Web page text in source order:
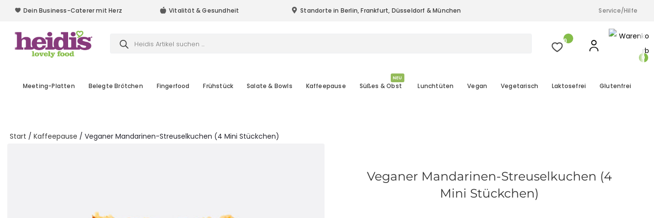
Dein Business-Caterer mit Herz
Dein Business-Caterer mit Herz Vitalität & Gesundheit Standort & Lieferung in Berlin, Frankfurt (a.M.), Düsseldorf, Köln und München
Standorte in Berlin, Frankfurt, Düsseldorf & München Service/Hilfe
search 0
0
Meeting-Platten Belegte Brötchen Fingerfood Frühstück Salate & Bowls Kaffeepause Süßes & Obst
NEU
Lunchtüten Vegan Vegetarisch Laktosefrei Glutenfrei
Start / Kaffeepause / Veganer Mandarinen-Streuselkuchen (4 Mini Stückchen)
Veganer Mandarinen-Streuselkuchen (4
Mini Stückchen)